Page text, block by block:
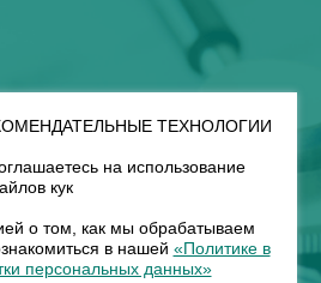
ТЕХНОЛОГИИ
на использование
кук
о том, как мы обрабатываем
в нашей «Политике в
персональных данных»